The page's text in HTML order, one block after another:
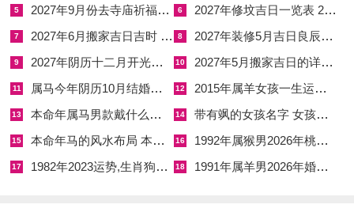
业权威与纪律规则来管束劫财的损坏性，此阶段的女性多为职场
中坚或创业主力，值太岁年极易遭遇合伙破裂、股东撤资等危
机，虽太岁凶顽，但官星透出时代表着法律合同、规章制度是保
护自己的最强武器，口头协议绝不可信，借团队重组与流程优化
之机，反而能清理掉寄生在体系内的「小人」，由乱转治。
食伤生财则为熟女及退休属马者（46岁以上）开辟了悠闲求财的
路径，利用自身积累的经历 、人脉与才艺轻资产套现，此年龄
5 2027年9月份去寺庙祈福的日子 2027年5月去寺庙吉日一览表 6 2027年修坟吉日一览表 2027年农历2月修坟吉日一览表
7 2027年6月搬家吉日吉时 2027年农历6月搬家吉日一览表 8 2027年装修5月吉日良辰查询表 2027年农历5月装修吉日一览表
9 2027年阴历十二月开光吉日 2027年12月开光吉日一览表 10 2027年5月搬家吉日的详细解释 2027年5月搬家吉日吉时查询
11 属马今年阴历10月结婚好吗 属马还有几年本命年结婚呢好吗 12 2015年属羊女孩一生运势 2015年属羊女2026年健康运好吗
13 本命年属马男款戴什么财神 本命年属马男士戴什么好一点 14 带有飒的女孩名字 女孩取名字带飒字有什么名字好听
15 本命年马的风水布局 本命年马的佛像怎么摆放 16 1992年属猴男2026年桃花运 1992年属猴男2026年感情运如何
17 1982年2023运势,生肖狗1982年2023运势 18 1991年属羊男2026年婚姻运势 1991年属羊男2026年感情运如何